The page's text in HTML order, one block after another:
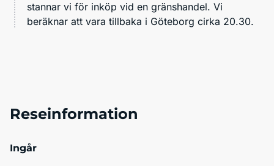
stannar vi för inköp vid en gränshandel. Vi
beräknar att vara tillbaka i Göteborg cirka 20.30.
Reseinformation
Ingår